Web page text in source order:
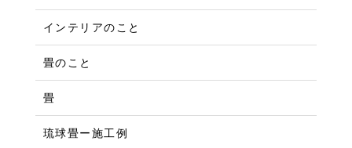
インテリアのこと
畳のこと
畳
琉球畳ー施工例